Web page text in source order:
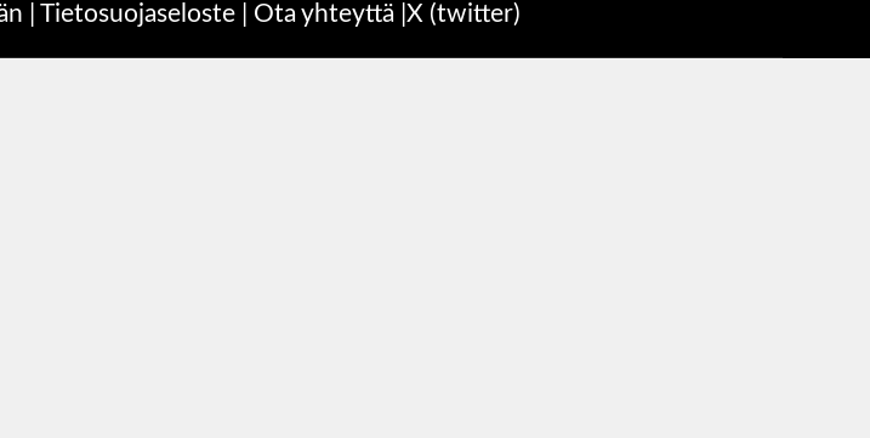
| Tietosuojaseloste Ota yhteyttä X (twitter)